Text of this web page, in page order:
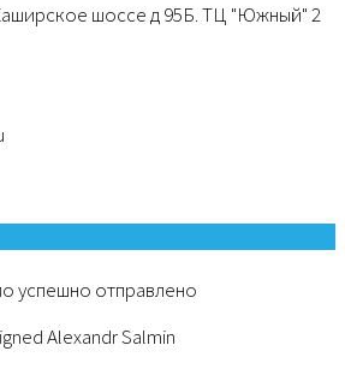
шоссе д 95Б. ТЦ "Южный" 2
успешно отправлено
Alexandr Salmin